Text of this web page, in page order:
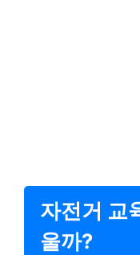
자전거 교
울까?